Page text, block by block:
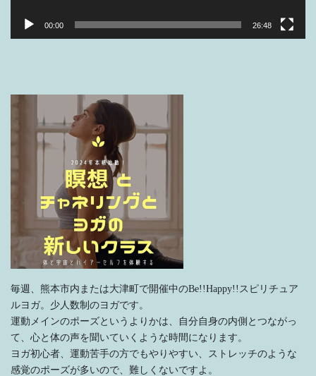
00:00 26:48
毎週、熊本市内または大津町で開催中のBe!!Happy!!スピリチュア
ルヨガ。少人数制のヨガです。
運動メインのポーズというよりかは、自分自身の内側とつながっ
て、心と体の声を聞いていくような時間になります。
ヨガ初心者、運動苦手の方でもやりやすい、ストレッチのような
感覚のポーズが多いので、難しくないですよ。